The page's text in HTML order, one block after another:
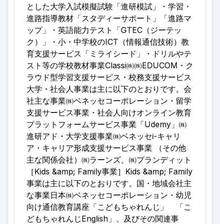
とした大学入試模擬試験「進研模試」・学習・
進路指導教材「スタディーサポート」「進路マ
ップ」・英語能力テスト「GTEC（ジーテッ
ク）」・小・中学校のICT（情報通信技術）教
育支援サービス「ミライシード」・ドリルやテ
スト等の学校教材事業Classi㈱㈱EDUCOM・ク
ラウド型学習支援サービス・校務支援サービス
大学・社会人事業は主に以下のとおりです。会
社主な事業㈱ベネッセコーポレーション・留学
支援サービス事業・社会人向けオンライン教育
プラットフォームサービス事業「Udemy」㈱
進研アド・大学支援事業㈱ベネッセi-キャリ
ア・キャリア形成支援サービス事業 （その他
主な関係会社）㈱ラーンズ、㈱プランディット
［Kids &amp; Family事業］Kids &amp; Family
事業は主に以下のとおりです。国・地域会社主
な事業日本㈱ベネッセコーポレーション・幼児
向け通信教育講座「こどもちゃれんじ」 「こ
どもちゃれんじEnglish」、及びその関連事